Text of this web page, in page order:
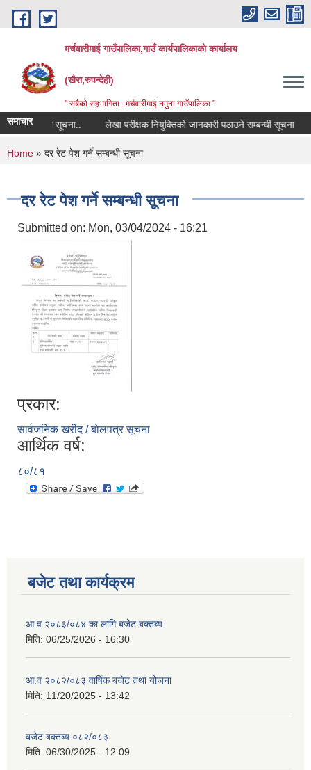
Skip to main content
मर्चवारीमाई गाउँपालिका,गाउँ कार्यपालिकाको कार्यालय
(खैरा,रुपन्देही)
" सबैको सहभागिता : मर्चवारीमाई नमुना गाउँपालिका "
समाचार
सम्बन्धी सूचना.. लेखा परीक्षक नियुक्तिको जानकारी पठाउने सम्बन्धी सूचना
You are here
Home » दर रेट पेश गर्ने सम्बन्धी सूचना
दर रेट पेश गर्ने सम्बन्धी सूचना
Submitted on: Mon, 03/04/2024 - 16:21
प्रकार:
सार्वजनिक खरीद / बोलपत्र सूचना
आर्थिक वर्ष:
८०/८१
बजेट तथा कार्यक्रम
आ.व २०८३/०८४ का लागि बजेट बक्तब्य
मिति: 06/25/2026 - 16:30
आ.व २०८२/०८३ वार्षिक बजेट तथा योजना
मिति: 11/20/2025 - 13:42
बजेट बक्तब्य ०८२/०८३
मिति: 06/30/2025 - 12:09